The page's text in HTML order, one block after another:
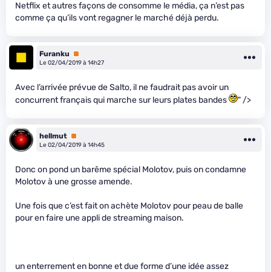
Netflix et autres façons de consomme le média, ça n’est pas
comme ça qu’ils vont regagner le marché déjà perdu.
Furanku
Premium
Le 02/04/2019 à 14h27
Avec l’arrivée prévue de Salto, il ne faudrait pas avoir un
concurrent français qui marche sur leurs plates bandes
" />
hellmut Premium
Le 02/04/2019 à 14h45
Donc on pond un barême spécial Molotov, puis on condamne
Molotov à une grosse amende.
Une fois que c’est fait on achète Molotov pour peau de balle
pour en faire une appli de streaming maison.
un enterrement en bonne et due forme d’une idée assez